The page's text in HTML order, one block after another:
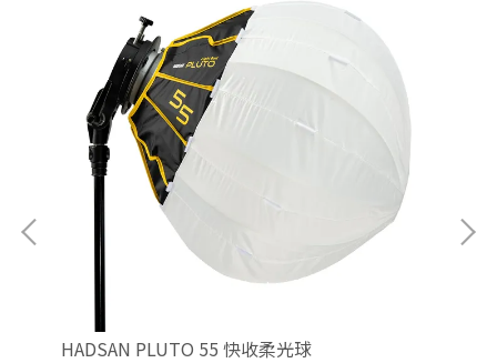
HADSAN PLUTO 55 快收柔光球